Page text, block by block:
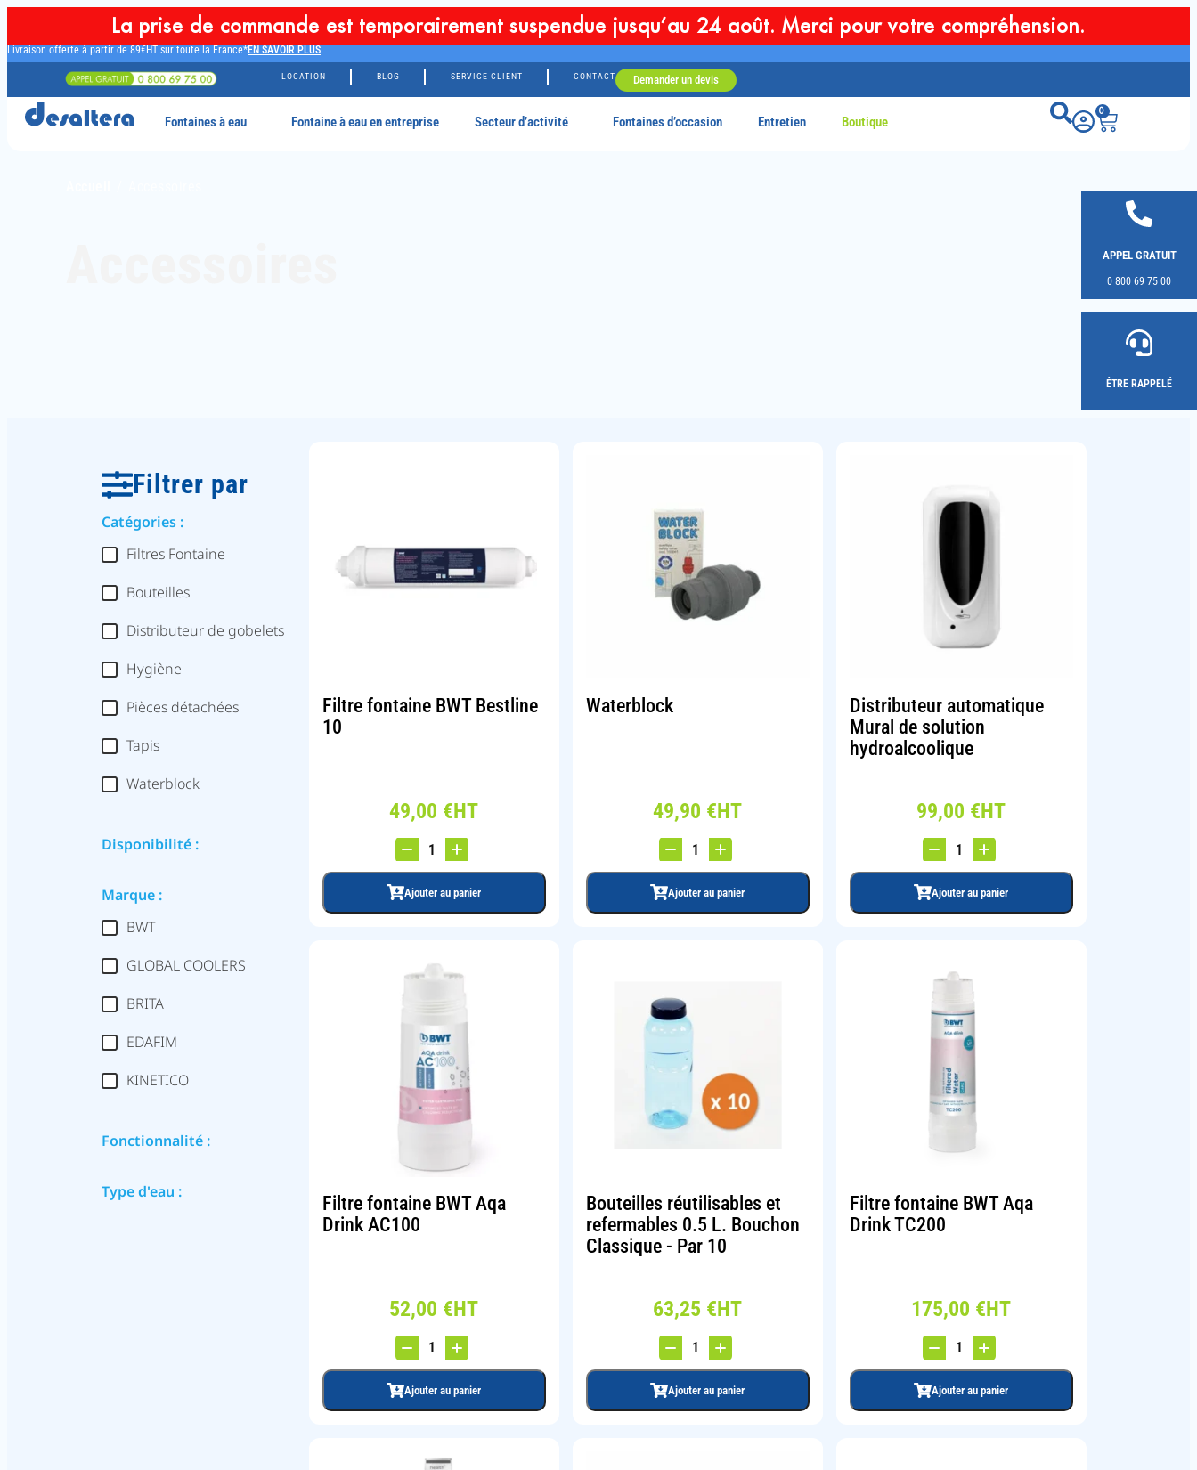
La prise de commande est temporairement suspendue jusqu’au 24 août. Merci pour votre compréhension.
Livraison offerte à partir de 89€HT sur toute la France*EN SAVOIR PLUS
LOCATION BLOG SERVICE CLIENT CONTACT Demander un devis
Fontaines à eau Fontaine à eau en entreprise Secteur d’activité Fontaines d’occasion Entretien Boutique
0
APPEL GRATUIT
0 800 69 75 00
ÊTRE RAPPELÉ
Filtrer par
Type d'eau :
Fonctionnalité :
Marque :
BWT
GLOBAL COOLERS
BRITA
EDAFIM
KINETICO
Disponibilité :
Catégories :
Filtres Fontaine
Bouteilles
Distributeur de gobelets
Hygiène
Pièces détachées
Tapis
Waterblock
Filtre fontaine BWT Bestline
10
49,00 €HT
Ajouter au panier
Waterblock
49,90 €HT
Ajouter au panier
Distributeur automatique
Mural de solution
hydroalcoolique
99,00 €HT
Ajouter au panier
Filtre fontaine BWT Aqa
Drink AC100
52,00 €HT
Ajouter au panier
Bouteilles réutilisables et
refermables 0.5 L. Bouchon
Classique - Par 10
63,25 €HT
Ajouter au panier
Filtre fontaine BWT Aqa
Drink TC200
175,00 €HT
Ajouter au panier